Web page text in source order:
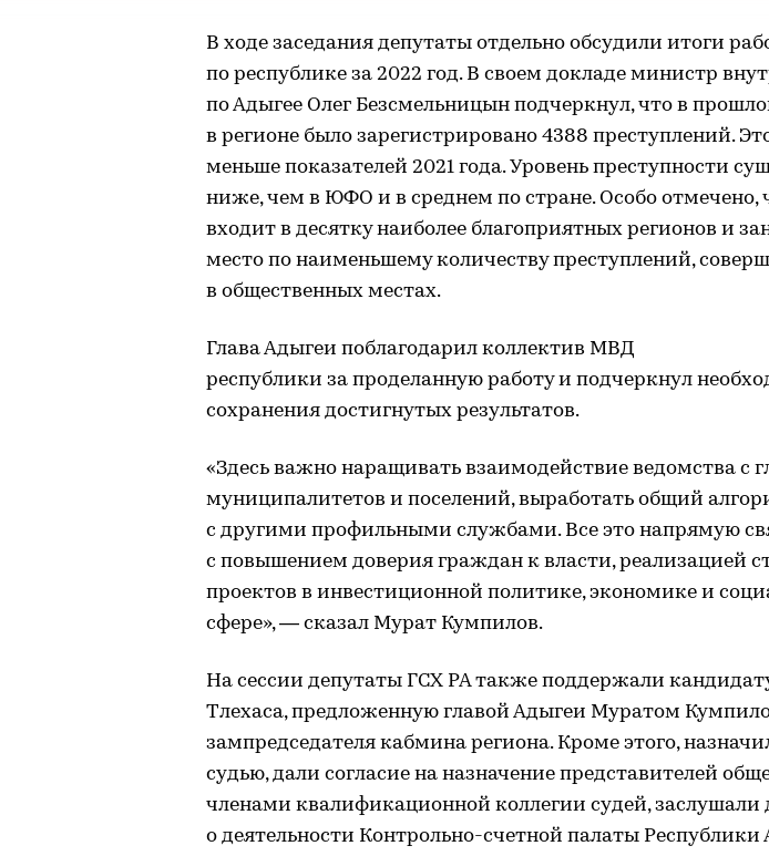
В ходе заседания депутаты отдельно обсудили итоги
по республике за 2022 год. В своем докладе министр
по Адыгее Олег Безсмельницын подчеркнул, что в
в регионе было зарегистрировано 4388 преступлений.
меньше показателей 2021 года. Уровень преступности
ниже, чем в ЮФО и в среднем по стране. Особо отмечено,
входит в десятку наиболее благоприятных регионов и
место по наименьшему количеству преступлений,
в общественных местах.
Глава Адыгеи поблагодарил коллектив МВД
республики за проделанную работу и подчеркнул
сохранения достигнутых результатов.
«Здесь важно наращивать взаимодействие ведомства с
муниципалитетов и поселений, выработать общий
с другими профильными службами. Все это напрямую
с повышением доверия граждан к власти, реализацией
проектов в инвестиционной политике, экономике и
сфере», — сказал Мурат Кумпилов.
На сессии депутаты ГСХ РА также поддержали
Тлехаса, предложенную главой Адыгеи Муратом
зампредседателя кабмина региона. Кроме этого,
судью, дали согласие на назначение представителей
членами квалификационной коллегии судей, заслушали
о деятельности Контрольно-счетной палаты Республики